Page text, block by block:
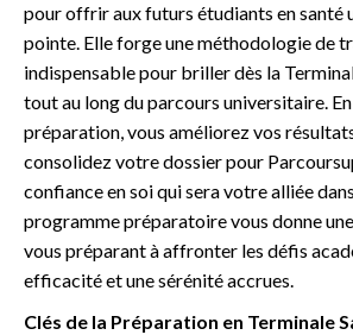
pour offrir aux futurs étudiants en santé
pointe. Elle forge une méthodologie de
indispensable pour briller dès la
tout au long du parcours universitaire.
préparation, vous améliorez vos
consolidez votre dossier pour
confiance en soi qui sera votre alliée
programme préparatoire vous donne
vous préparant à affronter les défis
efficacité et une sérénité accrues.
Clés de la Préparation en Terminale